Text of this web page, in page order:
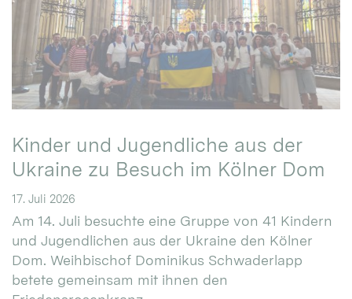
Kinder und Jugendliche aus der
Ukraine zu Besuch im Kölner Dom
17. Juli 2026
Am 14. Juli besuchte eine Gruppe von 41 Kindern
und Jugendlichen aus der Ukraine den Kölner
Dom. Weihbischof Dominikus Schwaderlapp
betete gemeinsam mit ihnen den